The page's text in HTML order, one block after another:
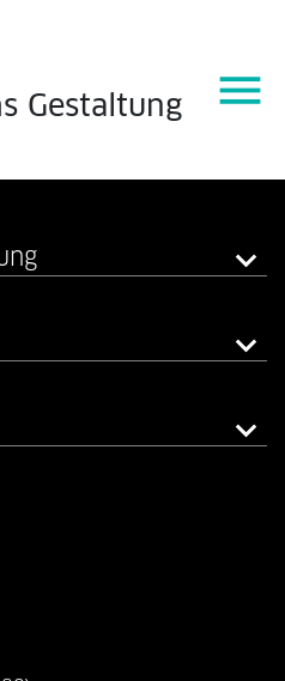
Gestaltung menu